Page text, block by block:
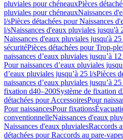
pluviales pour chéneauxPièces
pluviales pour chéneauxNaissances
l/sPièces détachées pour Naissances
l/sNaissances d'eaux pluviales jusqu'à
Naissances d'eaux pluviales jusqu'à 25
sécuritéPièces détachées pour Trop-
naissances d’eaux pluviales jusqu’à
Pour naissances d’eaux pluviales
d’eaux pluviales jusqu’à 25 l/sPièces
naissances d’eaux pluviales jusqu’à
fixation d40–200Système de fixation
détachées pour AccessoiresPour
Pour naissancesPour fixations
conventionnelleNaissances d'eaux
Naissances d'eaux pluvialesRaccords
détachées pour Raccords au pare-